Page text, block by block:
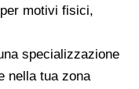
motivi fisici,
specializzazione
nella tua zona